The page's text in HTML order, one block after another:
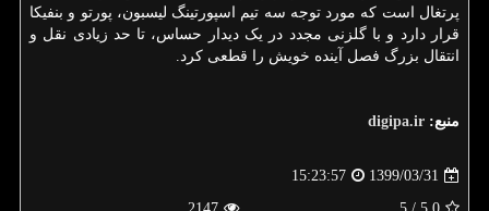
پرتغال است که مورد توجه سه تیم اسپورتینگ لیسبون، پورتو و بنفیکا
قرار دارد و با گلزنی مجدد در یک دیدار حساس، تا حد زیادی نقل و
انتقال بزرگ فصل آینده خویش را قطعی کرد.
منبع: digipa.ir
1399/03/31
15:23:57